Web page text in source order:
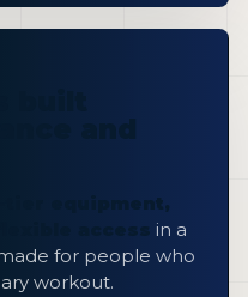
built
and
tier equipment,
access in a
for people who
workout.